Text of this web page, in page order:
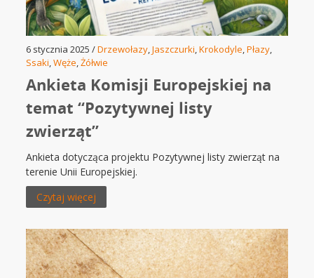
6 stycznia 2025 /Drzewołazy,Jaszczurki,Krokodyle,Płazy,
Ssaki,Węże,Żółwie
Ankieta Komisji Europejskiej na
temat “Pozytywnej listy
zwierząt”
Ankieta dotycząca projektu Pozytywnej listy zwierząt na
terenie Unii Europejskiej.
Czytaj więcej